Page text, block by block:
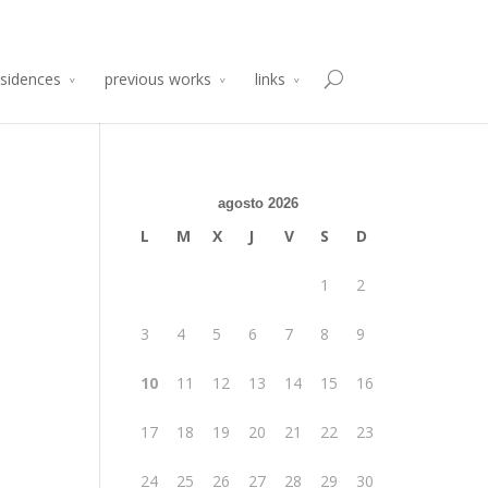
previous works links
agosto 2026
L M X J V S D
1 2
3 4 5 6 7 8 9
10 11 12 13 14 15 16
17 18 19 20 21 22 23
24 25 26 27 28 29 30